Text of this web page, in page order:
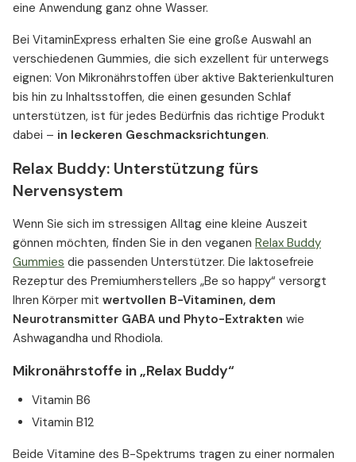
eine Anwendung ganz ohne Wasser.
Bei VitaminExpress erhalten Sie eine große Auswahl an
verschiedenen Gummies, die sich exzellent für unterwegs
eignen: Von Mikronährstoffen über aktive Bakterienkulturen
bis hin zu Inhaltsstoffen, die einen gesunden Schlaf
unterstützen, ist für jedes Bedürfnis das richtige Produkt
dabei – in leckeren Geschmacksrichtungen.
Relax Buddy: Unterstützung fürs
Nervensystem
Wenn Sie sich im stressigen Alltag eine kleine Auszeit
gönnen möchten, finden Sie in den veganen Relax Buddy
Gummies die passenden Unterstützer. Die laktosefreie
Rezeptur des Premiumherstellers „Be so happy“ versorgt
Ihren Körper mit wertvollen B-Vitaminen, dem
Neurotransmitter GABA und Phyto-Extrakten wie
Ashwagandha und Rhodiola.
Mikronährstoffe in „Relax Buddy“
Vitamin B6
Vitamin B12
Beide Vitamine des B-Spektrums tragen zu einer normalen